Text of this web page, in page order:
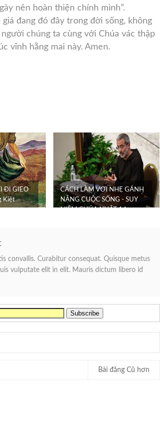
nên hoàn thiện chính mình”.
đang đó đây trong đời sống, không
chúng ta cùng với Chúa vác thập
vĩnh hằng mai này. Amen.
ĐI GIEO
Kiệt
CÁCH LÀM VƠI NHẸ GÁNH
NẶNG CUỘC SỐNG - SUY
NIỆM CHÚA NHẬT 14
convallis. Curabitur consequat. Quisque metus
vulputate elit in elit. Mauris dictum libero id
Bài đăng Cũ hơn